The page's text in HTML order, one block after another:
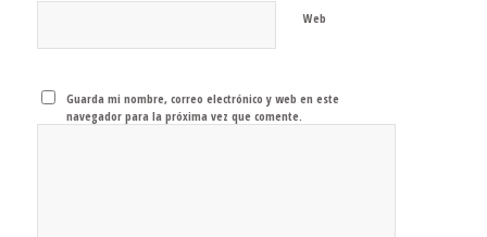
Web
Guarda mi nombre, correo electrónico y web en este
navegador para la próxima vez que comente.